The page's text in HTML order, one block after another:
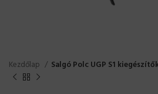
Kezdőlap Salgó Polc UGP S1